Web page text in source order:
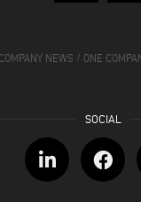
COMPANY NEWS / ONE